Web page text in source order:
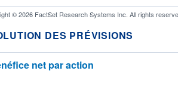
© 2026 FactSet Research Systems Inc. All rights
DES PRÉVISIONS
net par action